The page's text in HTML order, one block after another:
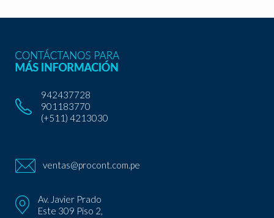
942437728
901183770
(+511) 4213030
ventas@procont.com.pe
Av. Javier Prado
Este 309 Piso 2,